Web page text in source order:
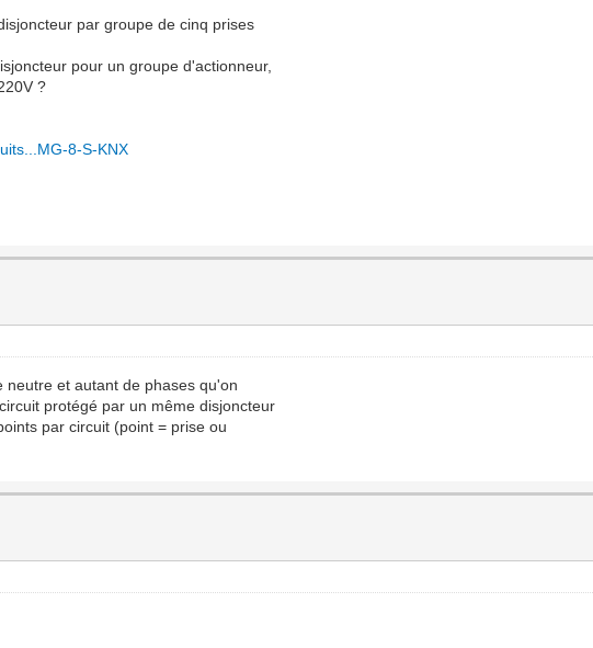
par groupe de cinq prises
pour un groupe d'actionneur,
?
8-S-KNX
neutre et autant de phases qu'on
protégé par un même disjoncteur
par circuit (point = prise ou